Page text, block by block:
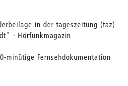
in der tageszeitung (taz)
- Hörfunkmagazin
minütige Fernsehdokumentation